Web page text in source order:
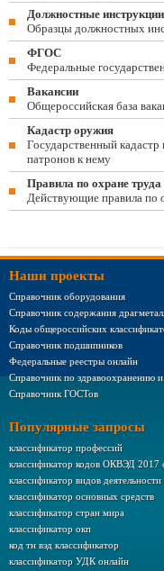
Должностные инструкции
Образцы должностных
ФГОС
Федеральные
Вакансии
Общероссийская база
Кадастр оружия
Государственный
патронов к нему
Правила по охране труда
Действующие правила по
Наши проекты
Справочник оборудования
Справочник содержания
Коды общероссийских
Справочник подшипников
Федеральные реестры онлайн
Справочник по здравоохранению
Справочник ГОСТов
Популярные запросы
классификатор профессий
классификатор кодов ОКВЭД 2017
классификатор видов деятельности
классификатор основных средств
классификатор стран мира
классификатор окп
код тн вэд классификатор
классификатор УДК онлайн